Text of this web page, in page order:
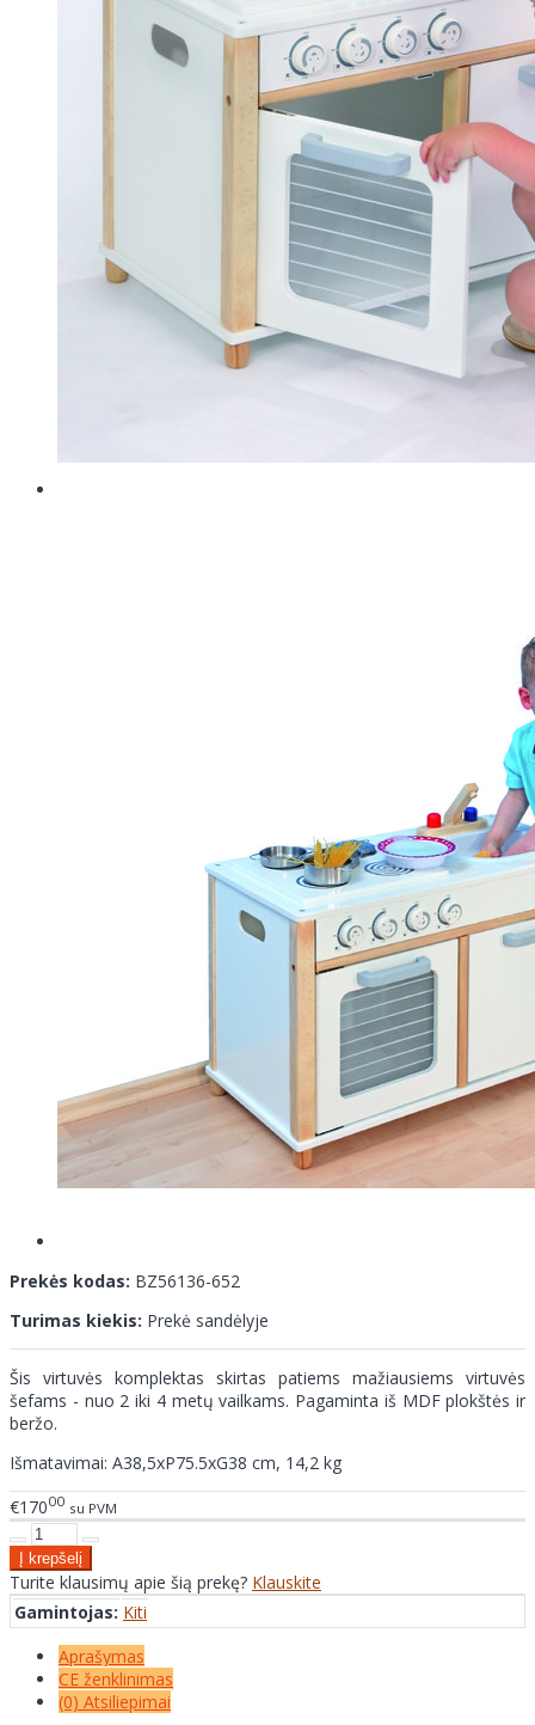
Prekės kodas: BZ56136-652
Turimas kiekis: Prekė sandėlyje
Šis virtuvės komplektas skirtas patiems mažiausiems virtuvės
šefams - nuo 2 iki 4 metų vailkams. Pagaminta iš MDF plokštės ir
beržo.
Išmatavimai: A38,5xP75.5xG38 cm, 14,2 kg
€17000 su PVM
Turite klausimų apie šią prekę? Klauskite
Gamintojas: Kiti
Aprašymas
CE ženklinimas
(0) Atsiliepimai